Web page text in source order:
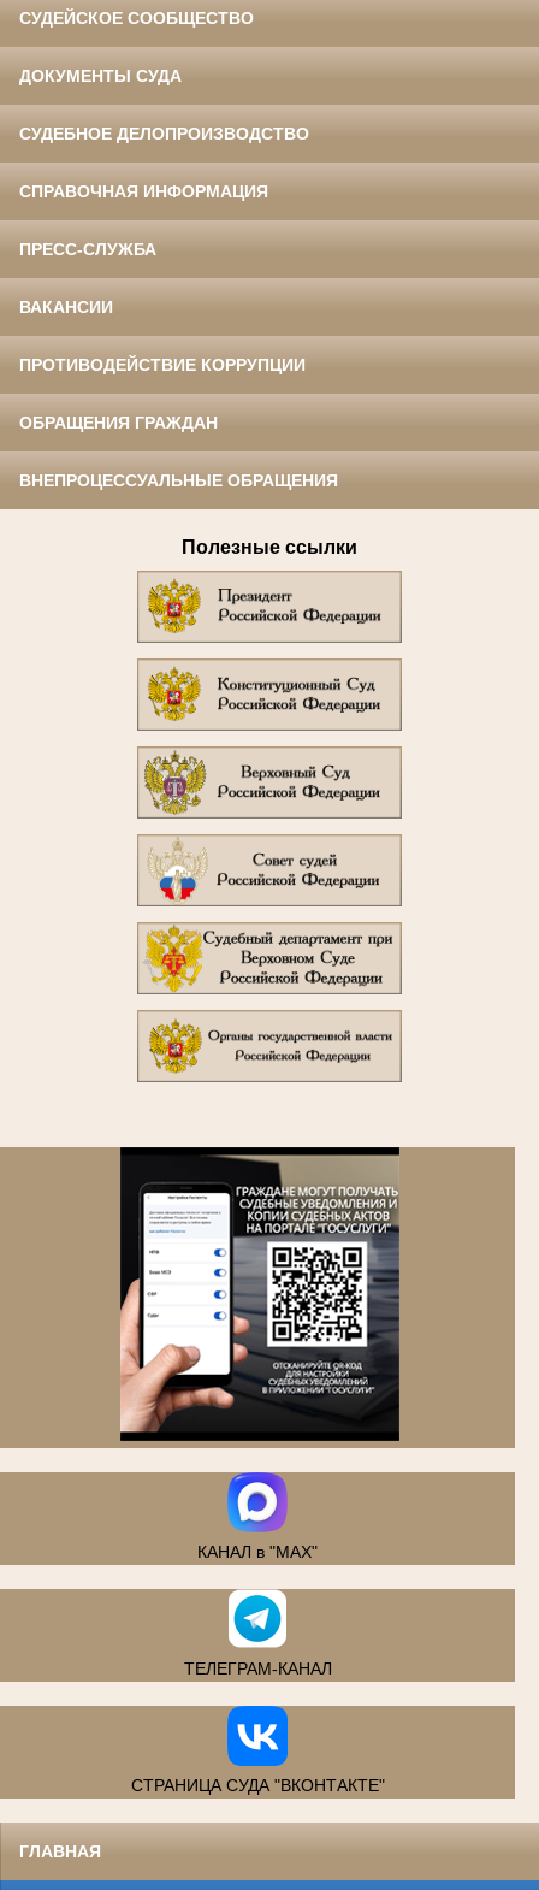
СУДЕЙСКОЕ СООБЩЕСТВО
ДОКУМЕНТЫ СУДА
СУДЕБНОЕ ДЕЛОПРОИЗВОДСТВО
СПРАВОЧНАЯ ИНФОРМАЦИЯ
ПРЕСС-СЛУЖБА
ВАКАНСИИ
ПРОТИВОДЕЙСТВИЕ КОРРУПЦИИ
ОБРАЩЕНИЯ ГРАЖДАН
ВНЕПРОЦЕССУАЛЬНЫЕ ОБРАЩЕНИЯ
Полезные ссылки
КАНАЛ в "MAX"
ТЕЛЕГРАМ-КАНАЛ
СТРАНИЦА СУДА "ВКОНТАКТЕ"
ГЛАВНАЯ